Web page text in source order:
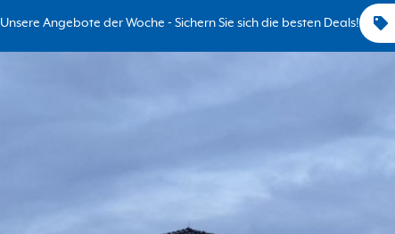
Unsere Angebote der Woche - Sichern Sie sich die besten Deals!